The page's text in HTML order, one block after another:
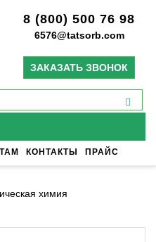
8 (800) 500 76 98
6576@tatsorb.com
ЗАКАЗАТЬ ЗВОНОК
КОНТАКТЫ ПРАЙС
химия